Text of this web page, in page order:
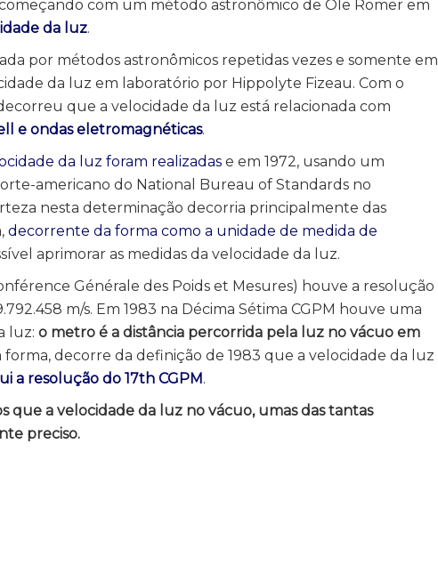
com um método astronômico de Ole Römer em
da luz.
por métodos astronômicos repetidas vezes e somente em
da luz em laboratório por Hippolyte Fizeau. Com o
que a velocidade da luz está relacionada com
e ondas eletromagnéticas.
da luz foram realizadas e em 1972, usando um
americano do National Bureau of Standards no
nesta determinação decorria principalmente das
decorrente da forma como a unidade de medida de
aprimorar as medidas da velocidade da luz.
Générale des Poids et Mesures) houve a resolução
m/s. Em 1983 na Décima Sétima CGPM houve uma
luz: o metro é a distância percorrida pela luz no vácuo em
forma, decorre da definição de 1983 que a velocidade da luz
a resolução do 17th CGPM.
que a velocidade da luz no vácuo, umas das tantas
preciso.